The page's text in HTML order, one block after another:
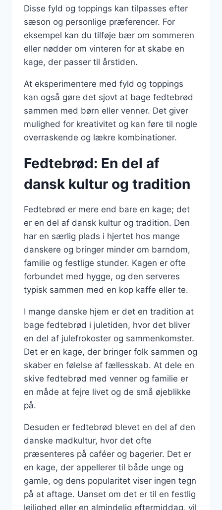
Disse fyld og toppings kan tilpasses efter
sæson og personlige præferencer. For
eksempel kan du tilføje bær om sommeren
eller nødder om vinteren for at skabe en
kage, der passer til årstiden.
At eksperimentere med fyld og toppings
kan også gøre det sjovt at bage fedtebrød
sammen med børn eller venner. Det giver
mulighed for kreativitet og kan føre til nogle
overraskende og lækre kombinationer.
Fedtebrød: En del af
dansk kultur og tradition
Fedtebrød er mere end bare en kage; det
er en del af dansk kultur og tradition. Den
har en særlig plads i hjertet hos mange
danskere og bringer minder om barndom,
familie og festlige stunder. Kagen er ofte
forbundet med hygge, og den serveres
typisk sammen med en kop kaffe eller te.
I mange danske hjem er det en tradition at
bage fedtebrød i juletiden, hvor det bliver
en del af julefrokoster og sammenkomster.
Det er en kage, der bringer folk sammen og
skaber en følelse af fællesskab. At dele en
skive fedtebrød med venner og familie er
en måde at fejre livet og de små øjeblikke
på.
Desuden er fedtebrød blevet en del af den
danske madkultur, hvor det ofte
præsenteres på caféer og bagerier. Det er
en kage, der appellerer til både unge og
gamle, og dens popularitet viser ingen tegn
på at aftage. Uanset om det er til en festlig
lejlighed eller en almindelig eftermiddag, vil